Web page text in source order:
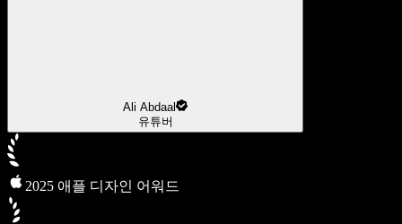
Ali Abdaal
유튜버
2025 애플 디자인 어워드